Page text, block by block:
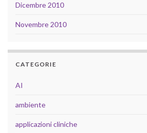
Dicembre 2010
Novembre 2010
CATEGORIE
AI
ambiente
applicazioni cliniche